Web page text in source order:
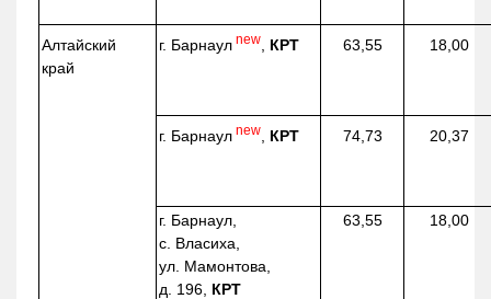
Алтайский
край
г. Барнаул new КРТ 63,55 18,00
г. Барнаул new КРТ 74,73 20,37
г. Барнаул,
с. Власиха,
ул. Мамонтова,
д. 196, КРТ
63,55 18,00